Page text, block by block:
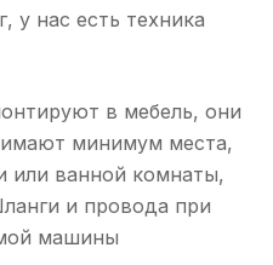
у нас есть техника
в мебель, они
минимум места,
или ванной комнаты,
и провода при
машины